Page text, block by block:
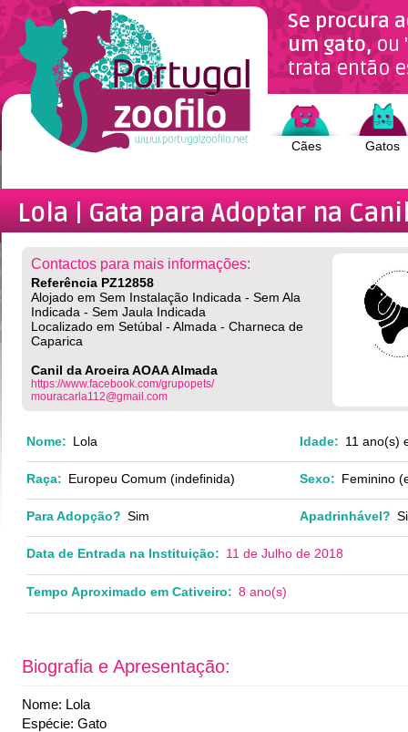
Se procura
um gato,ou
trata então
Cães Gatos
Lola | Gatapara Adoptar na
Contactos para mais informações:
Referência PZ12858
Alojado em Sem Instalação Indicada - Sem Ala
Indicada - Sem Jaula Indicada
Localizado em Setúbal - Almada - Charneca de
Caparica
Canil da Aroeira AOAA Almada
https://www.facebook.com/grupopets/
mouracarla112@gmail.com
Nome: Lola Idade: 11 ano(s)
Raça: Europeu Comum (indefinida) Sexo: Feminino
Para Adopção? Sim Apadrinhável?
Data de Entrada na Instituição: 11 de Julho de 2018
Tempo Aproximado em Cativeiro: 8 ano(s)
Biografia e Apresentação:
Nome: Lola
Espécie: Gato